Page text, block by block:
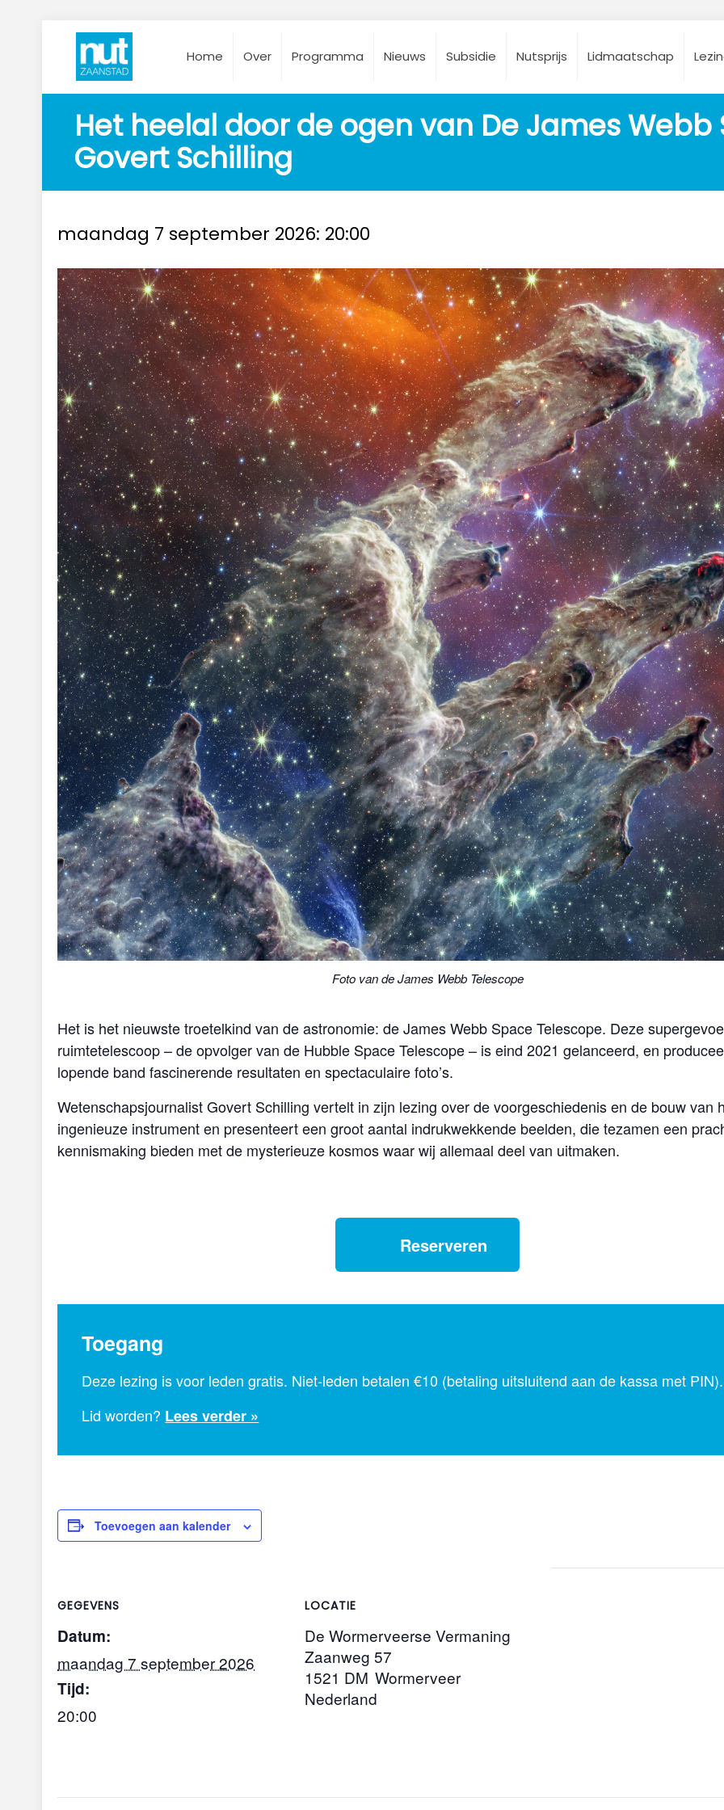
Home Over Programma Nieuws Subsidie Nutsprijs Lidmaatschap
Het heelal door de ogen van De James
Govert Schilling
maandag 7 september 2026: 20:00
Foto van de James Webb Telescope
Het is het nieuwste troetelkind van de astronomie: de James Webb Space Telescope. Deze
ruimtetelescoop – de opvolger van de Hubble Space Telescope – is eind 2021 gelanceerd, en
lopende band fascinerende resultaten en spectaculaire foto’s.
Wetenschapsjournalist Govert Schilling vertelt in zijn lezing over de voorgeschiedenis en de bouw van
ingenieuze instrument en presenteert een groot aantal indrukwekkende beelden, die tezamen een
kennismaking bieden met de mysterieuze kosmos waar wij allemaal deel van uitmaken.
Reserveren
Toegang
Deze lezing is voor leden gratis. Niet-leden betalen €10 (betaling uitsluitend aan de kassa met PIN).
Lid worden? Lees verder »
Toevoegen aan kalender
GEGEVENS
Datum:
maandag 7 september 2026
Tijd:
20:00
LOCATIE
De Wormerveerse Vermaning
Zaanweg 57
Wormerveer
1521 DM
Nederland